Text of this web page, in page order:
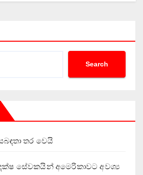
Search
තර වෙයි
සේවකයින් අමෙරිකාවට අවශ්‍ය